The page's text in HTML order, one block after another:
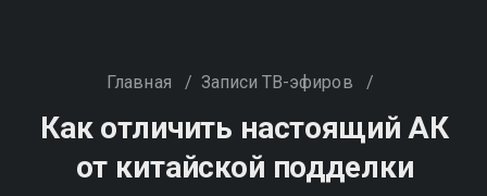
Главная / Записи ТВ-эфиров /
Как отличить настоящий АК
от китайской подделки